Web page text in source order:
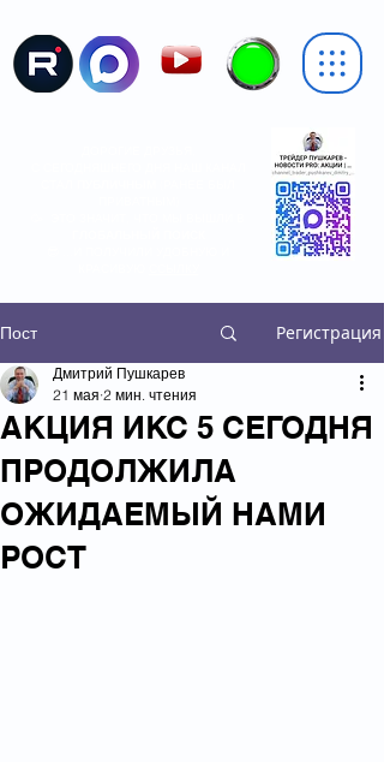
Пост Регистрация
АКЦИЯ ИКС 5 СЕГОДНЯ
ПРОДОЛЖИЛА
ОЖИДАЕМЫЙ НАМИ
РОСТ
Дмитрий Пушкарев
21 мая 2 мин. чтения